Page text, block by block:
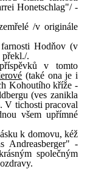
Honetschlag"/ -
/v originále
Hodňov (v
překl./.
v tomto
(také ona je i
Kohoutího kříže -
(ves zanikla
V tichosti pracoval
všem upřímné
k domovu, kéž
Andreasberger" -
společným